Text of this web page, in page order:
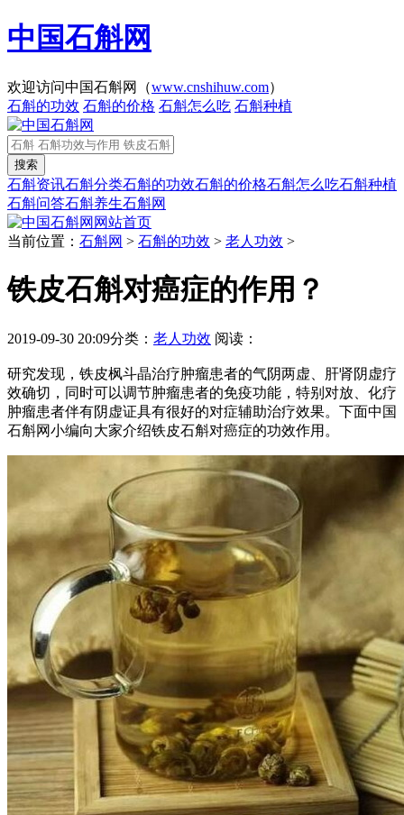
中国石斛网
欢迎访问中国石斛网（www.cnshihuw.com）
石斛的功效 石斛的价格 石斛怎么吃 石斛种植
石斛资讯石斛分类石斛的功效石斛的价格石斛怎么吃石斛种植
石斛问答石斛养生石斛网
网站首页
当前位置： 石斛网 > 石斛的功效 > 老人功效 >
铁皮石斛对癌症的作用？
2019-09-30 20:09分类： 老人功效 阅读：
研究发现，铁皮枫斗晶治疗肿瘤患者的气阴两虚、肝肾阴虚疗
效确切，同时可以调节肿瘤患者的免疫功能，特别对放、化疗
肿瘤患者伴有阴虚证具有很好的对症辅助治疗效果。下面中国
石斛网小编向大家介绍铁皮石斛对癌症的功效作用。